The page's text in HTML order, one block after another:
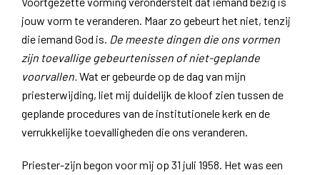
jouw vorm te veranderen. Maar zo gebeurt het niet, tenzij
die iemand God is. De meeste dingen die ons vormen
zijn toevallige gebeurtenissen of niet-geplande
voorvallen. Wat er gebeurde op de dag van mijn
priesterwijding, liet mij duidelijk de kloof zien tussen de
geplande procedures van de institutionele kerk en de
verrukkelijke toevalligheden die ons veranderen.
Priester-zijn begon voor mij op 31 juli 1958. Het was een